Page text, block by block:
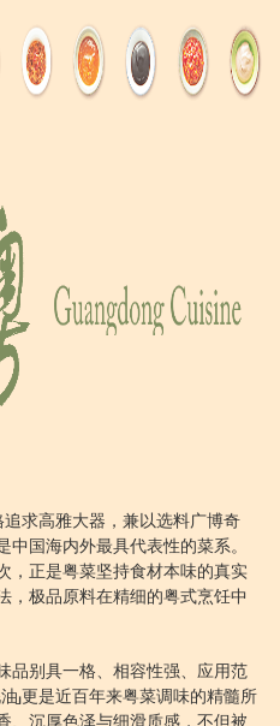
求高雅大器，兼以选料广博奇
国海内外最具代表性的菜系。
，正是粤菜坚持食材本味的真实
，极品原料在精细的粤式烹饪中
品别具一格、相容性强、应用范
」更是近百年来粤菜调味的精髓所
、沉厚色泽与细滑质感，不但被